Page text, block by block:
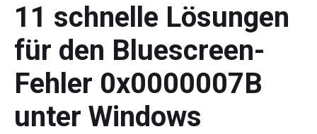
11 schnelle Lösungen
für den Bluescreen-
Fehler 0x0000007B
unter Windows